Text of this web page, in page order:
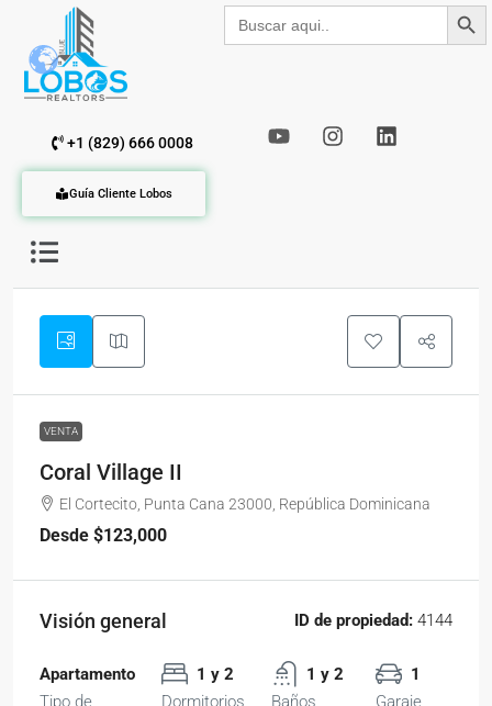
Buscar: Botón de
+1 (829) 666 0008
Guía Cliente Lobos
VENTA
Coral Village II
El Cortecito, Punta Cana 23000, República Dominicana
Desde $123,000
Visión general ID de propiedad: 4144
Apartamento
Tipo de
1 y 2
Dormitorios
1 y 2
Baños
1
Garaje